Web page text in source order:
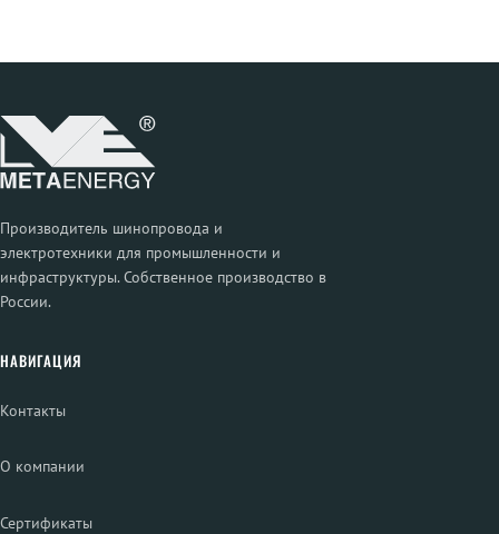
Производитель шинопровода и
электротехники для промышленности и
инфраструктуры. Собственное производство в
России.
НАВИГАЦИЯ
Контакты
О компании
Сертификаты